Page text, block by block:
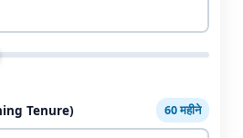
Tenure) 60 महीने